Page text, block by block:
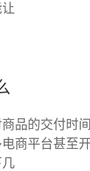
品的交付时
商平台甚至